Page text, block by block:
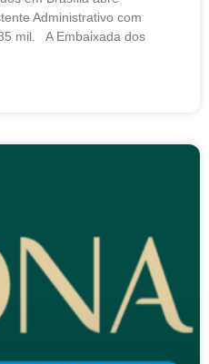
Administrativo com
mil. A Embaixada dos